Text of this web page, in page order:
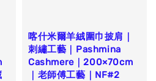
喀什米爾羊絨圍巾披肩｜
刺繡工藝｜Pashmina
Cashmere｜200×70cm
｜老師傅工藝｜NF#2